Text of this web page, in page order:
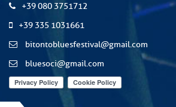
+39 080 3751712
+39 335 1031661
bitontobluesfestival@gmail.com
bluesoci@gmail.com